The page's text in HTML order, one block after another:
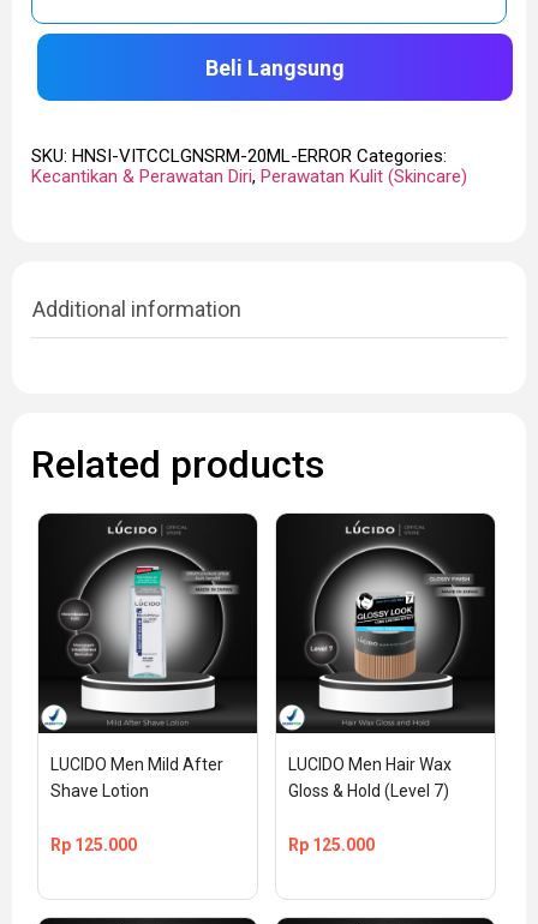
Beli Langsung
SKU: HNSI-VITCCLGNSRM-20ML-ERROR Categories:
Kecantikan & Perawatan Diri, Perawatan Kulit (Skincare)
Additional information
Related products
LUCIDO Men Mild After
Shave Lotion
Rp 125.000
LUCIDO Men Hair Wax
Gloss & Hold (Level 7)
Rp 125.000